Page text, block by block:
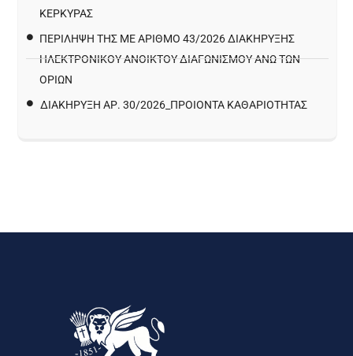
ΚΈΡΚΥΡΑΣ
ΠΕΡΙΛΗΨΗ ΤΗΣ ΜΕ ΑΡΙΘΜΟ 43/2026 ΔΙΑΚΗΡΥΞΗΣ
ΗΛΕΚΤΡΟΝΙΚΟΥ ΑΝΟΙΚΤΟΥ ΔΙΑΓΩΝΙΣΜΟΥ ΑΝΩ ΤΩΝ
ΟΡΙΩΝ
ΔΙΑΚΉΡΥΞΗ ΑΡ. 30/2026_ΠΡΟΙΌΝΤΑ ΚΑΘΑΡΙΌΤΗΤΑΣ